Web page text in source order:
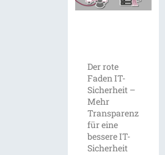
Der rote
Faden IT-
Sicherheit –
Mehr
Transparenz
für eine
bessere IT-
Sicherheit